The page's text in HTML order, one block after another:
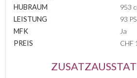
HUBRAUM
953
LEISTUNG
93
MFK
Ja
PREIS
CHF